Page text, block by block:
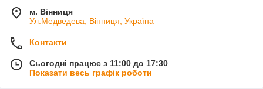
м. Вінниця
Ул.Медведева, Вінниця, Україна
Контакти
Сьогодні працює з 11:00 до 17:30
Показати весь графік роботи